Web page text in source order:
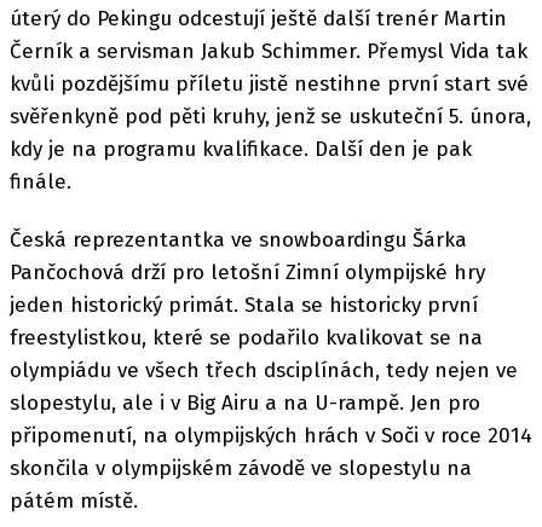
úterý do Pekingu odcestují ještě další trenér Martin
Černík a servisman Jakub Schimmer. Přemysl Vida tak
kvůli pozdějšímu příletu jistě nestihne první start své
svěřenkyně pod pěti kruhy, jenž se uskuteční 5. února,
kdy je na programu kvalifikace. Další den je pak
finále.
Česká reprezentantka ve snowboardingu Šárka
Pančochová drží pro letošní Zimní olympijské hry
jeden historický primát. Stala se historicky první
freestylistkou, které se podařilo kvalikovat se na
olympiádu ve všech třech dsciplínách, tedy nejen ve
slopestylu, ale i v Big Airu a na U-rampě. Jen pro
připomenutí, na olympijských hrách v Soči v roce 2014
skončila v olympijském závodě ve slopestylu na
pátém místě.